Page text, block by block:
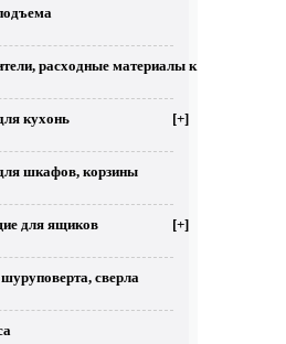
расходные материалы к
кухонь [+]
шкафов, корзины
для ящиков [+]
сверла